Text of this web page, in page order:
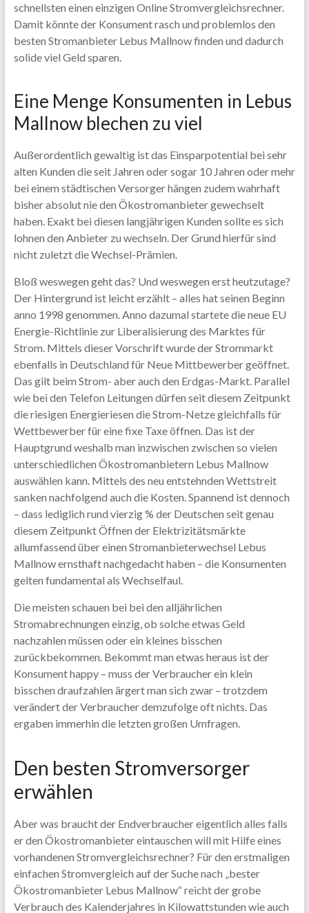
schnellsten einen einzigen Online Stromvergleichsrechner.
Damit könnte der Konsument rasch und problemlos den
besten Stromanbieter Lebus Mallnow finden und dadurch
solide viel Geld sparen.
Eine Menge Konsumenten in Lebus
Mallnow blechen zu viel
Außerordentlich gewaltig ist das Einsparpotential bei sehr
alten Kunden die seit Jahren oder sogar 10 Jahren oder mehr
bei einem städtischen Versorger hängen zudem wahrhaft
bisher absolut nie den Ökostromanbieter gewechselt
haben. Exakt bei diesen langjährigen Kunden sollte es sich
lohnen den Anbieter zu wechseln. Der Grund hierfür sind
nicht zuletzt die Wechsel-Prämien.
Bloß weswegen geht das? Und weswegen erst heutzutage?
Der Hintergrund ist leicht erzählt – alles hat seinen Beginn
anno 1998 genommen. Anno dazumal startete die neue EU
Energie-Richtlinie zur Liberalisierung des Marktes für
Strom. Mittels dieser Vorschrift wurde der Strommarkt
ebenfalls in Deutschland für Neue Mittbewerber geöffnet.
Das gilt beim Strom- aber auch den Erdgas-Markt. Parallel
wie bei den Telefon Leitungen dürfen seit diesem Zeitpunkt
die riesigen Energieriesen die Strom-Netze gleichfalls für
Wettbewerber für eine fixe Taxe öffnen. Das ist der
Hauptgrund weshalb man inzwischen zwischen so vielen
unterschiedlichen Ökostromanbietern Lebus Mallnow
auswählen kann. Mittels des neu entstehnden Wettstreit
sanken nachfolgend auch die Kosten. Spannend ist dennoch
– dass lediglich rund vierzig % der Deutschen seit genau
diesem Zeitpunkt Öffnen der Elektrizitätsmärkte
allumfassend über einen Stromanbieterwechsel Lebus
Mallnow ernsthaft nachgedacht haben – die Konsumenten
gelten fundamental als Wechselfaul.
Die meisten schauen bei bei den alljährlichen
Stromabrechnungen einzig, ob solche etwas Geld
nachzahlen müssen oder ein kleines bisschen
zurückbekommen. Bekommt man etwas heraus ist der
Konsument happy – muss der Verbraucher ein klein
bisschen draufzahlen ärgert man sich zwar – trotzdem
verändert der Verbraucher demzufolge oft nichts. Das
ergaben immerhin die letzten großen Umfragen.
Den besten Stromversorger
erwählen
Aber was braucht der Endverbraucher eigentlich alles falls
er den Ökostromanbieter eintauschen will mit Hilfe eines
vorhandenen Stromvergleichsrechner? Für den erstmaligen
einfachen Stromvergleich auf der Suche nach „bester
Ökostromanbieter Lebus Mallnow“ reicht der grobe
Verbrauch des Kalenderjahres in Kilowattstunden wie auch